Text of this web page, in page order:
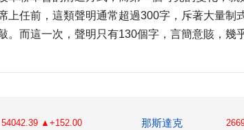
上任前，這類聲明通常超過300字，斥著大量制
。而這一次，聲明只有130個字，言簡意賅，幾
54042.39 ▲+152.00 那斯達克